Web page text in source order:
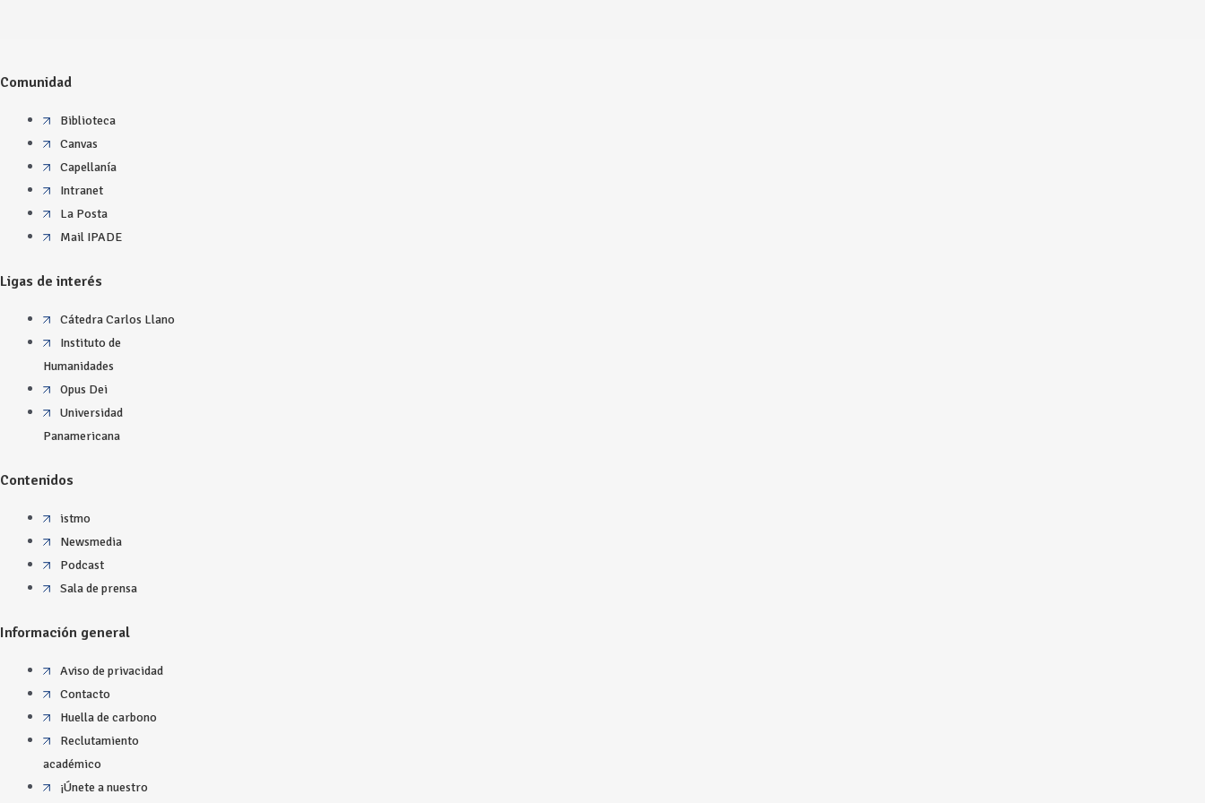
Comunidad
Biblioteca
Canvas
Capellanía
Intranet
La Posta
Mail IPADE
Ligas de interés
Cátedra Carlos Llano
Instituto de
Humanidades
Opus Dei
Universidad
Panamericana
Contenidos
istmo
Newsmedia
Podcast
Sala de prensa
Información general
Aviso de privacidad
Contacto
Huella de carbono
Reclutamiento
académico
¡Únete a nuestro